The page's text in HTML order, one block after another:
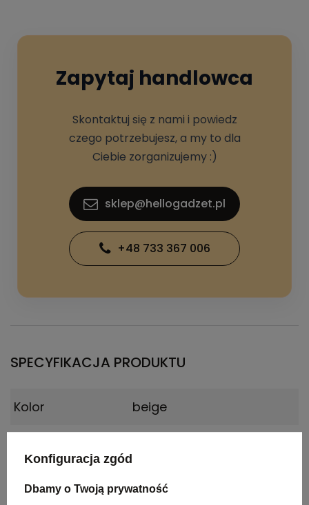
Zapytaj handlowca
Skontaktuj się z nami i powiedz
czego potrzebujesz, a my to dla
Ciebie zorganizujemy :)
sklep@hellogadzet.pl
+48 733 367 006
SPECYFIKACJA PRODUKTU
Kolor beige
Wymiary
produktu
68 x 66 x 0,5 cm
Konfiguracja zgód
Dbamy o Twoją prywatność